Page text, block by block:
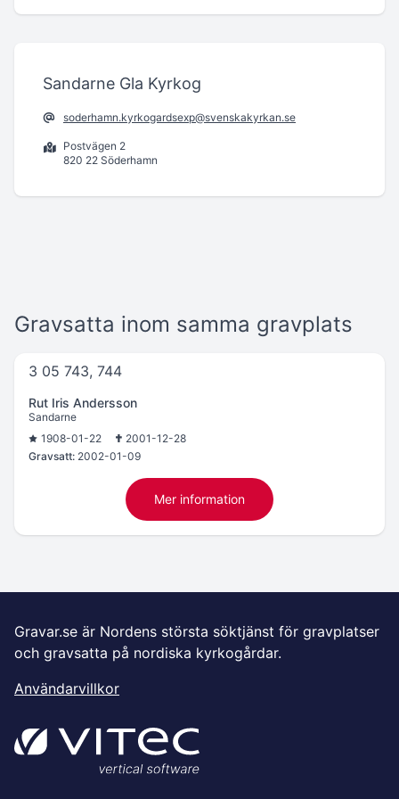
Sandarne Gla Kyrkog
soderhamn.kyrkogardsexp@svenskakyrkan.se
Postvägen 2
820 22 Söderhamn
Gravsatta inom samma gravplats
3 05 743, 744
Rut Iris Andersson
Sandarne
1908-01-22
2001-12-28
Gravsatt: 2002-01-09
Mer information
Gravar.se är Nordens största söktjänst för gravplatser
och gravsatta på nordiska kyrkogårdar.
Användarvillkor